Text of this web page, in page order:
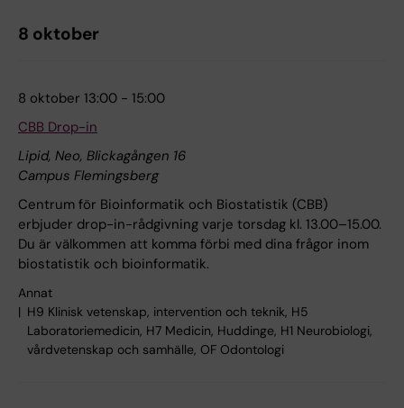
8 oktober
8 oktober 13:00 - 15:00
CBB Drop-in
Lipid, Neo, Blickagången 16
Campus Flemingsberg
Centrum för Bioinformatik och Biostatistik (CBB)
erbjuder drop-in-rådgivning varje torsdag kl. 13.00–15.00.
Du är välkommen att komma förbi med dina frågor inom
biostatistik och bioinformatik.
Annat
H9 Klinisk vetenskap, intervention och teknik, H5
Laboratoriemedicin, H7 Medicin, Huddinge, H1 Neurobiologi,
vårdvetenskap och samhälle, OF Odontologi